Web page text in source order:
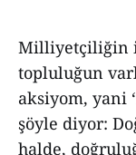
Milliyetçiliğin
topluluğun
aksiyom, yani
şöyle diyor:
halde,